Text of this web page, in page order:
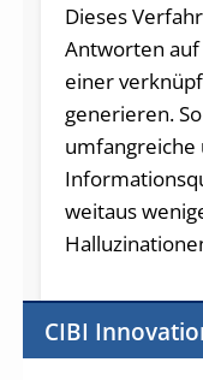
Dieses
Antworten
einer
generieren.
weitaus
CIBI